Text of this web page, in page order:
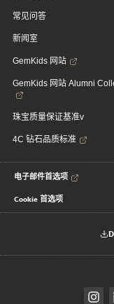
常见问答
新闻室
GemKids 网站
GemKids 网站 Alumni
珠宝质量保证基准v
4C 钻石品质标准
电子邮件首选项
Cookie 首选项